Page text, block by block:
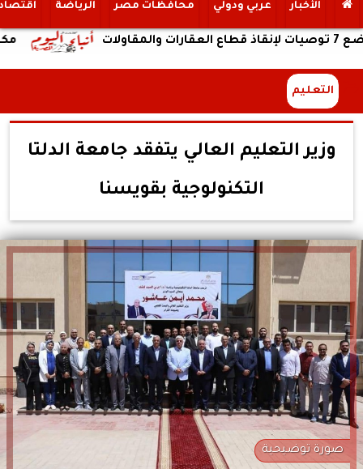
الأخبار عربي ودولي محافظات مصر الرياضة
مكتب
التعليم
وزير التعليم العالي يتفقد جامعة الدلتا
التكنولوجية بقويسنا
صورة توضيحية